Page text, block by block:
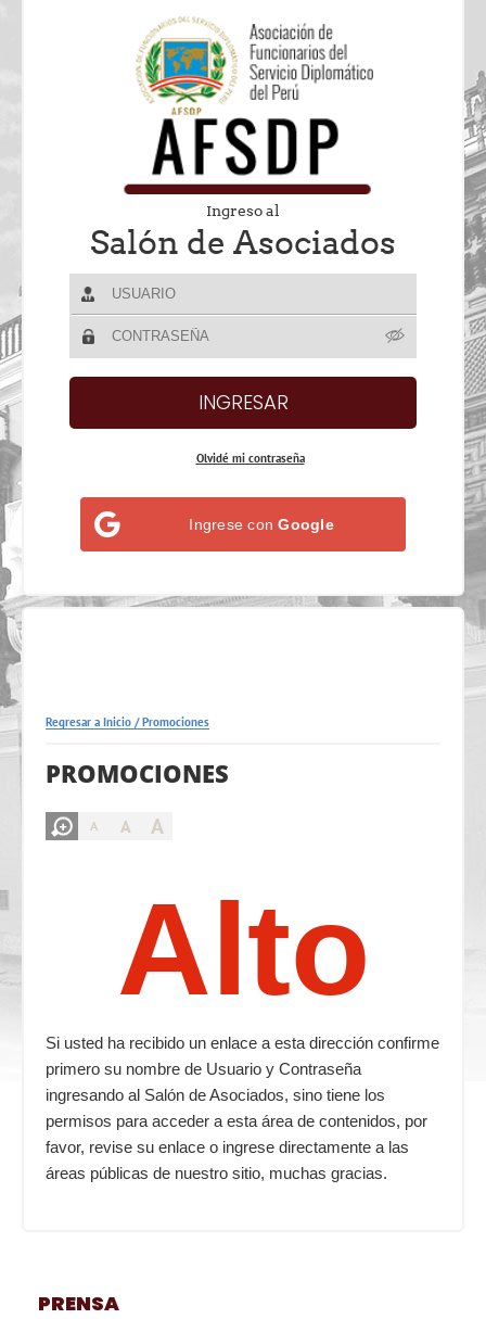
Ingreso al
Salón de Asociados
Olvidé mi contraseña
Ingrese conGoogle
Regresar a Inicio /Promociones
PROMOCIONES
A A A
Alto
Si usted ha recibido un enlace a esta dirección confirme
primero su nombre de Usuario y Contraseña
ingresando al Salón de Asociados, sino tiene los
permisos para acceder a esta área de contenidos, por
favor, revise su enlace o ingrese directamente a las
áreas públicas de nuestro sitio, muchas gracias.
PRENSA